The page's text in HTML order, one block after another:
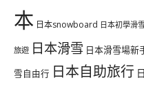
本 日本snowboard 日本初學滑
旅遊 日本滑雪 日本滑雪場新
雪自由行 日本自助旅行